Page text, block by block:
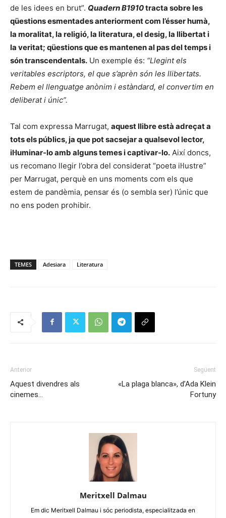
de les idees en brut”. Quadern B1910tracta sobre les
qüestions esmentades anteriorment com l’ésser humà,
la moralitat, la religió, la literatura, el desig, la llibertat i
la veritat; qüestions que es mantenen al pas del temps i
són transcendentals. Un exemple és: “Llegint els
veritables escriptors, el que s’aprèn són les llibertats.
Rebem el llenguatge anònim i estàndard, el convertim en
deliberat i únic”.
Tal com expressa Marrugat, aquest llibre està adreçat a
tots els públics, ja que pot sacsejar a qualsevol lector,
il·luminar-lo amb alguns temes i captivar-lo. Així doncs,
us recomano llegir l’obra del considerat “poeta il·lustre”
per Marrugat, perquè en uns moments com els que
estem de pandèmia, pensar és (o sembla ser) l’únic que
no ens poden prohibir.
TEMES Adesiara Literatura
Anterior
Aquest divendres als
cinemes…
Següent
«La plaga blanca», d’Ada Klein
Fortuny
Meritxell Dalmau
Em dic Meritxell Dalmau i sóc periodista, especialitzada en